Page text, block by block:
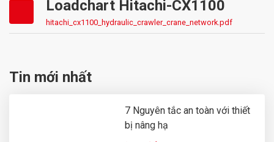
Loadchart Hitachi-CX1100
hitachi_cx1100_hydraulic_crawler_crane_network.pdf
Tin mới nhất
7 Nguyên tắc an toàn với thiết
bị nâng hạ